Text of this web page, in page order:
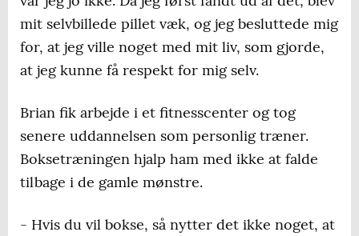
mit selvbillede pillet væk, og jeg besluttede mig
for, at jeg ville noget med mit liv, som gjorde,
at jeg kunne få respekt for mig selv.
Brian fik arbejde i et fitnesscenter og tog
senere uddannelsen som personlig træner.
Boksetræningen hjalp ham med ikke at falde
tilbage i de gamle mønstre.
- Hvis du vil bokse, så nytter det ikke noget, at